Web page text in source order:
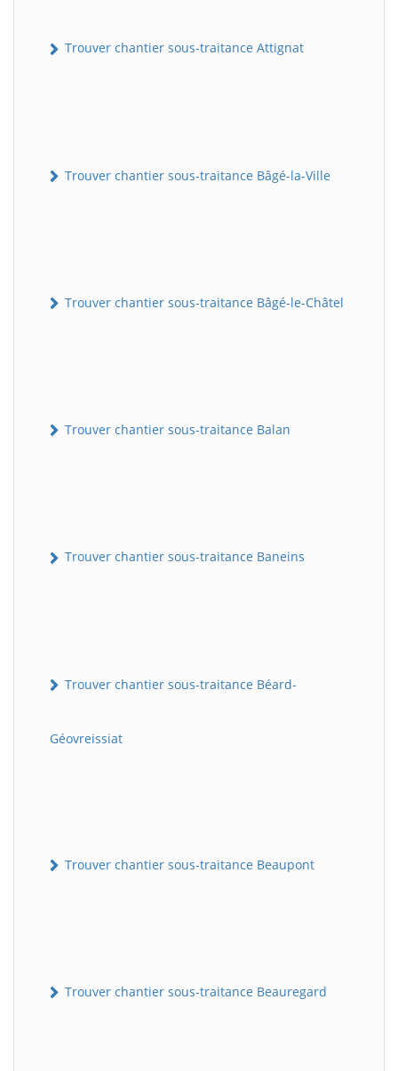
Trouver chantier sous-traitance Attignat
Trouver chantier sous-traitance Bâgé-la-Ville
Trouver chantier sous-traitance Bâgé-le-Châtel
Trouver chantier sous-traitance Balan
Trouver chantier sous-traitance Baneins
Trouver chantier sous-traitance Béard-
Géovreissiat
Trouver chantier sous-traitance Beaupont
Trouver chantier sous-traitance Beauregard